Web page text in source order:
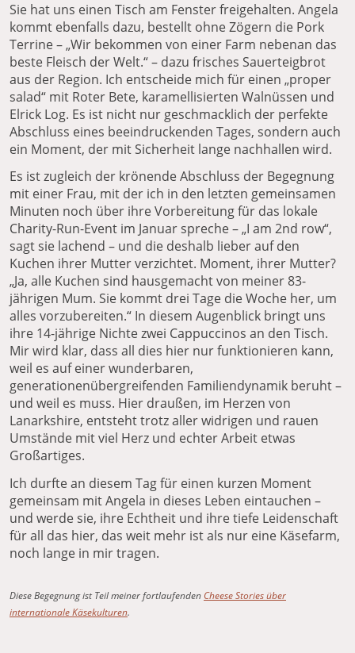
Sie hat uns einen Tisch am Fenster freigehalten. Angela
kommt ebenfalls dazu, bestellt ohne Zögern die Pork
Terrine – „Wir bekommen von einer Farm nebenan das
beste Fleisch der Welt.“ – dazu frisches Sauerteigbrot
aus der Region. Ich entscheide mich für einen „proper
salad“ mit Roter Bete, karamellisierten Walnüssen und
Elrick Log. Es ist nicht nur geschmacklich der perfekte
Abschluss eines beeindruckenden Tages, sondern auch
ein Moment, der mit Sicherheit lange nachhallen wird.
Es ist zugleich der krönende Abschluss der Begegnung
mit einer Frau, mit der ich in den letzten gemeinsamen
Minuten noch über ihre Vorbereitung für das lokale
Charity-Run-Event im Januar spreche – „I am 2nd row“,
sagt sie lachend – und die deshalb lieber auf den
Kuchen ihrer Mutter verzichtet. Moment, ihrer Mutter?
„Ja, alle Kuchen sind hausgemacht von meiner 83-
jährigen Mum. Sie kommt drei Tage die Woche her, um
alles vorzubereiten.“ In diesem Augenblick bringt uns
ihre 14-jährige Nichte zwei Cappuccinos an den Tisch.
Mir wird klar, dass all dies hier nur funktionieren kann,
weil es auf einer wunderbaren,
generationenübergreifenden Familiendynamik beruht –
und weil es muss. Hier draußen, im Herzen von
Lanarkshire, entsteht trotz aller widrigen und rauen
Umstände mit viel Herz und echter Arbeit etwas
Großartiges.
Ich durfte an diesem Tag für einen kurzen Moment
gemeinsam mit Angela in dieses Leben eintauchen –
und werde sie, ihre Echtheit und ihre tiefe Leidenschaft
für all das hier, das weit mehr ist als nur eine Käsefarm,
noch lange in mir tragen.
Diese Begegnung ist Teil meiner fortlaufenden Cheese Stories über
internationale Käsekulturen.